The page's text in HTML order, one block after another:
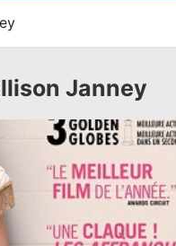
Janney